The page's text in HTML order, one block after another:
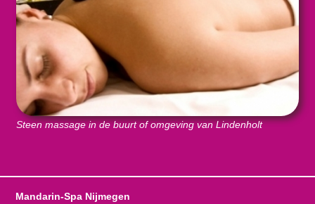
Steen massage in de buurt of omgeving van Lindenholt
Mandarin-Spa Nijmegen